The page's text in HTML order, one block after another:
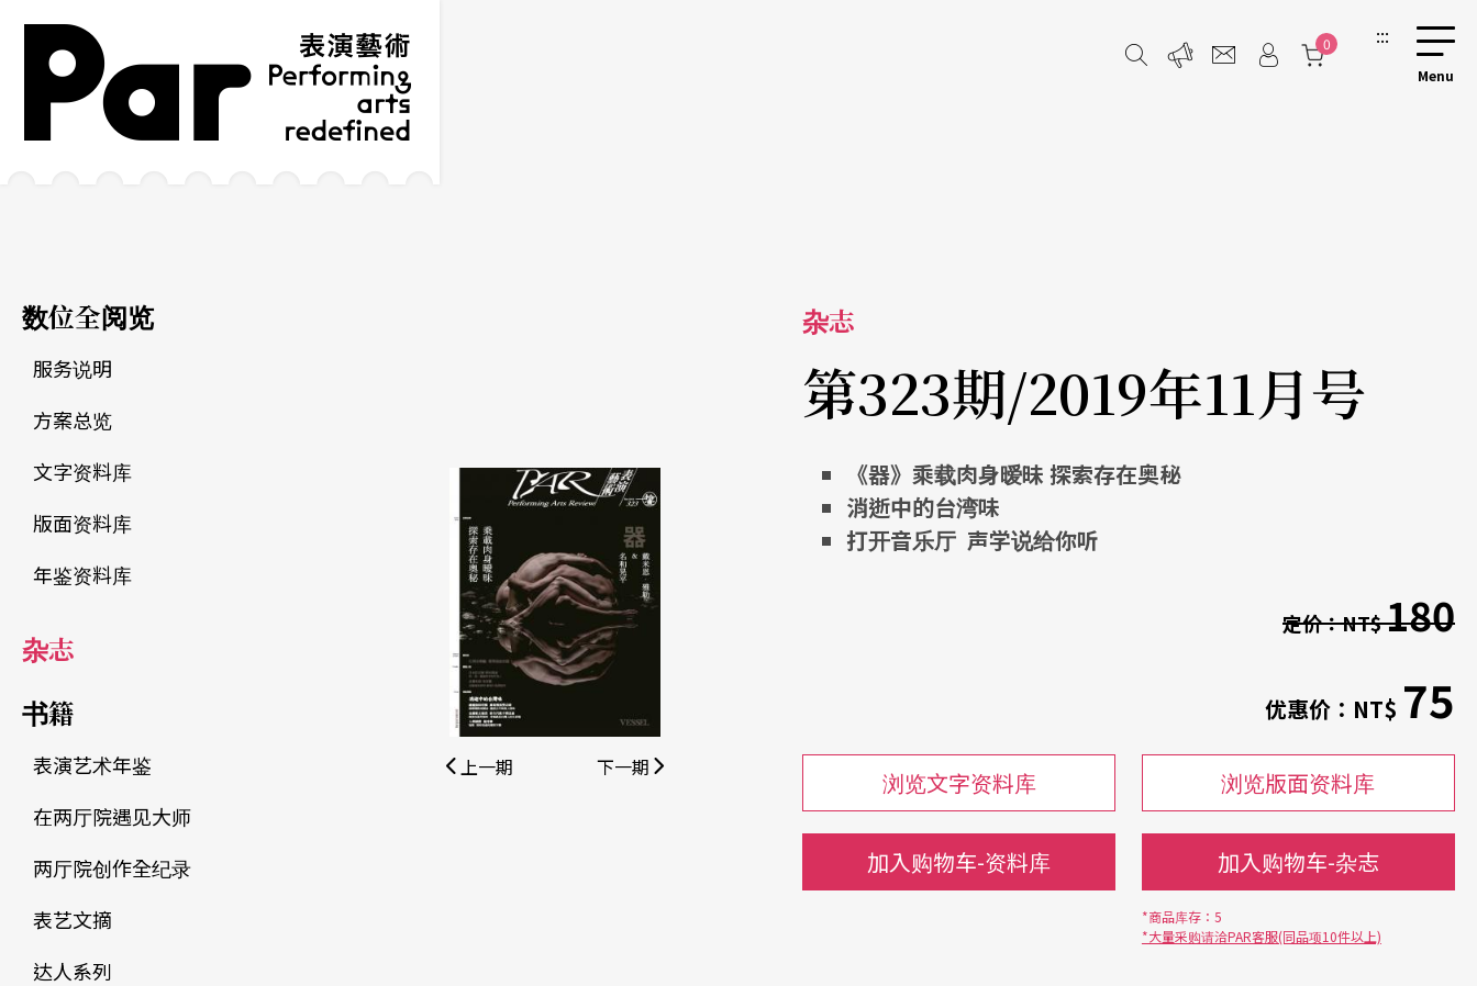
跳到主要内容区块
网站导览
0 :::
数位全阅览
服务说明
方案总览
文字资料库
版面资料库
年鉴资料库
杂志
书籍
表演艺术年鉴
在两厅院遇见大师
两厅院创作全纪录
表艺文摘
达人系列
上一期 下一期
杂志
第323期/2019年11月号
《器》乘载肉身暧昧探索存在奥秘
消逝中的台湾味
打开音乐厅声学说给你听
定价：NT$180
优惠价： NT$ 75
浏览文字资料库 浏览版面资料库
加入购物车-资料库 加入购物车-杂志
*商品库存：5
*大量采购请洽PAR客服(同品项10件以上)